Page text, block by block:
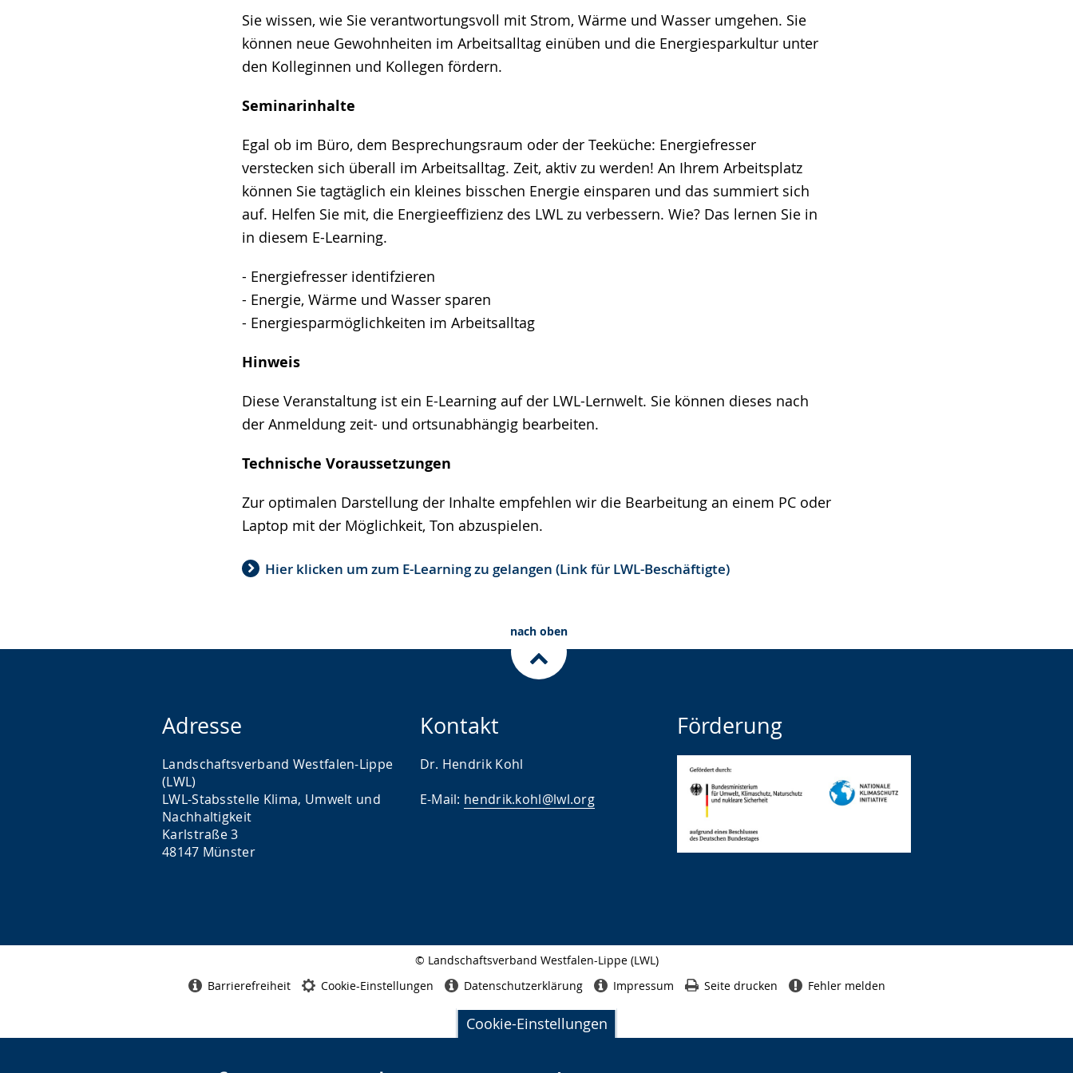
Cookie-Einstellungen
Sie wissen, wie Sie verantwortungsvoll mit Strom, Wärme und Wasser umgehen. Sie
können neue Gewohnheiten im Arbeitsalltag einüben und die Energiesparkultur unter
den Kolleginnen und Kollegen fördern.
Seminarinhalte
Egal ob im Büro, dem Besprechungsraum oder der Teeküche: Energiefresser
verstecken sich überall im Arbeitsalltag. Zeit, aktiv zu werden! An Ihrem Arbeitsplatz
können Sie tagtäglich ein kleines bisschen Energie einsparen und das summiert sich
auf. Helfen Sie mit, die Energieeffizienz des LWL zu verbessern. Wie? Das lernen Sie in
in diesem E-Learning.
- Energiefresser identifzieren
- Energie, Wärme und Wasser sparen
- Energiesparmöglichkeiten im Arbeitsalltag
Hinweis
Diese Veranstaltung ist ein E-Learning auf der LWL-Lernwelt. Sie können dieses nach
der Anmeldung zeit- und ortsunabhängig bearbeiten.
Technische Voraussetzungen
Zur optimalen Darstellung der Inhalte empfehlen wir die Bearbeitung an einem PC oder
Laptop mit der Möglichkeit, Ton abzuspielen.
Hier klicken um zum E-Learning zu gelangen (Link für LWL-Beschäftigte)
nach oben
Adresse
Landschaftsverband Westfalen-Lippe
(LWL)
LWL-Stabsstelle Klima, Umwelt und
Nachhaltigkeit
Karlstraße 3
48147 Münster
Kontakt
Dr. Hendrik Kohl
E-Mail: hendrik.kohl@lwl.org
Förderung
© Landschaftsverband Westfalen-Lippe (LWL)
Barrierefreiheit Cookie-Einstellungen Datenschutzerklärung Impressum Seite drucken Fehler melden